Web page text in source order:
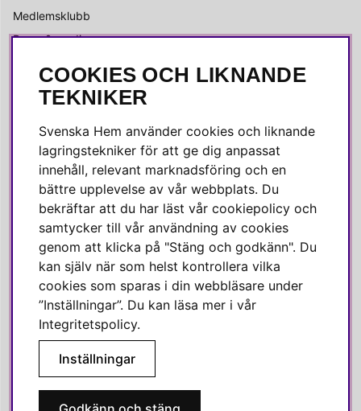
Medlemsklubb
Press & media
SOCIALA MEDIER
Instagram
Linkedin
Pinterest
SVENSKA HEM
Varmt välkommen till Svenska Hem!
Vi värdesätter våra kunder högt och finns här för att hjälpa dig
om du har några frågor eller vill ha inspiration.
010-35 00 610
COOKIES OCH LIKNANDE
TEKNIKER
Svenska Hem använder cookies och liknande
lagringstekniker för att ge dig anpassat
innehåll, relevant marknadsföring och en
bättre upplevelse av vår webbplats. Du
bekräftar att du har läst vår cookiepolicy och
samtycker till vår användning av cookies
genom att klicka på "Stäng och godkänn". Du
kan själv när som helst kontrollera vilka
cookies som sparas i din webbläsare under
”Inställningar”. Du kan läsa mer i vår
Integritetspolicy.
Inställningar